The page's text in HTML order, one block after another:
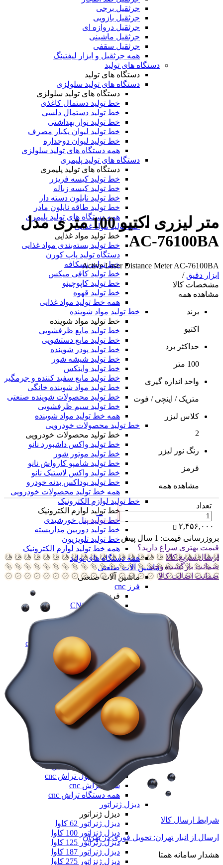
جرثقیل برجی
جرثقیل بازویی
جرثقیل دروازه ای
جرثقیل ماشینی
جرثقیل سقفی
همه جرثقیل و ابزار لیفتینگ
دستگاه های تولید
دستگاه های تولید
دستگاه های تولید سلولزی
دستگاه های تولید سلولزی
خط تولید دستمال کاغذی
خط تولید دستمال دلسی
خط تولید نوار بهداشتی
خط تولید لیوان یکبار مصرف
خط تولید لیوان دوجداره
همه دستگاه های تولید سلولزی
دستگاه های تولید پلیمری
دستگاه های تولید پلیمری
خط تولید کیسه فریزر
خط تولید کیسه زباله
خط تولید نایلون دسته دار
خط تولید طاقه نایلون مادر
همه دستگاه های تولید پلیمری
خط تولید مواد غذایی
خط تولید مواد غذایی
خط تولید بسته‌بندی مواد غذایی
دستگاه تولید پاپ کورن
خط تولید نسکافه
خط تولید کافی میکس
خط تولید کاپوچینو
خط تولید قهوه
همه خط تولید مواد غذایی
خط تولید مواد شوینده
خط تولید مواد شوینده
خط تولید مایع ظرفشویی
خط تولید مایع دستشویی
خط تولید پودر شوینده
خط تولید شیشه شور
خط تولید وایتکس
خط تولید مایع سفید کننده و جرمگیر
خط تولید مواد شوینده خانگی
خط تولید محصولات شوینده صنعتی
خط تولید سیم ظرفشویی
همه خط تولید مواد شوینده
خط تولید محصولات خودرویی
خط تولید محصولات خودرویی
خط تولید واکس داشبورد نانو
خط تولید موتور شور
خط تولید شامپو کارواش نانو
خط تولید واکس لاستیک نانو
خط تولید یوداکس بدنه خودرو
همه خط تولید محصولات خودرویی
خط تولید لوازم الکترونیک
خط تولید لوازم الکترونیک
خط تولید پنل خورشیدی
خط تولید دوربین مداربسته
خط تولید تلویزیون
همه خط تولید لوازم الکترونیک
همه دستگاه های تولید
ماشین آلات صنعتی
ماشین آلات صنعتی
فرز cnc
فرز cnc
فرز افقی CNC
فرز سه، چهار و پنج محور cnc
فرز عمودی CNC
فرز معمولی cnc
فرز میل ترن
فرز مینیاتوری cnc
همه فرز cnc
دستگاه تراش cnc
دستگاه تراش cnc
تراش cnc با محور c و y
تراش بورینگ CNC
تراش افقی CNC
تراش مولتی اسپیندل
دستگاه طول تراش cnc
سری تراش cnc
همه دستگاه تراش cnc
دیزل ژنراتور
دیزل ژنراتور
دیزل ژنراتور 62 کاوا
دیزل ژنزاتور 100 کاوا
دیزل ژنراتور 125 کاوا
دیزل ژنراتور 187 کاوا
دیزل ژنزاتور 275 کاوا
متر لیزری اکتیو 100 متری مدل
AC-76100BA
Active Laser Distance Meter AC-76100BA
ابزار دقیق /
مشخصات کالا
مشاهده همه
برند
اکتیو
حداکثر برد
100 متر
واحد اندازه گیری
متریک / اینچی / فوت
کلاس لیزر
2
رنگ نور لیزر
قرمز
مشاهده همه
تعداد
۲,۴۵۶,۰۰۰
بروزرسانی قیمت: 1 سال پیش
قیمت بهتری سراغ دارید؟
ارسال سریع کالا
ضمانت بازگشت وجه
ضمانت اضالت کالا
شرایط ارسال کالا
ارسال از انبار تهران: تحویل فوری در تهران
هشدار سامانه همتا